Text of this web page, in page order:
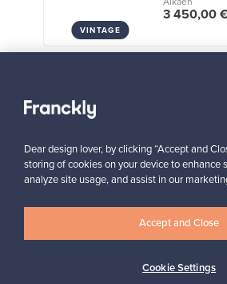
VINTAGE
3 450,00
Haluatko inspiroitua
Tilaa uutiskirjeemme ja pysyt
Dear design lover, by clicking “Accept and
storing of cookies on your device to enhance
analyze site usage, and assist in our
Cookie Settings
Accept and Close